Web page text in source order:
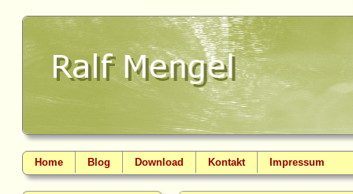
Home Blog Download Kontakt Impressum